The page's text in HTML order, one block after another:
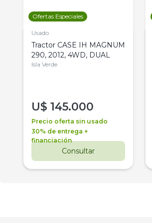
Ofertas Especiales
Usado
Tractor CASE IH MAGNUM
290, 2012, 4WD, DUAL
Isla Verde
U$ 145.000
Precio oferta sin usado
30% de entrega +
financiación
Consultar